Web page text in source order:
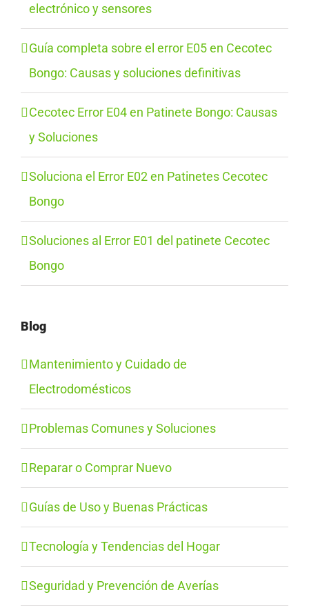
electrónico y sensores
Guía completa sobre el error E05 en Cecotec
Bongo: Causas y soluciones definitivas
Cecotec Error E04 en Patinete Bongo: Causas
y Soluciones
Soluciona el Error E02 en Patinetes Cecotec
Bongo
Soluciones al Error E01 del patinete Cecotec
Bongo
Blog
Mantenimiento y Cuidado de
Electrodomésticos
Problemas Comunes y Soluciones
Reparar o Comprar Nuevo
Guías de Uso y Buenas Prácticas
Tecnología y Tendencias del Hogar
Seguridad y Prevención de Averías